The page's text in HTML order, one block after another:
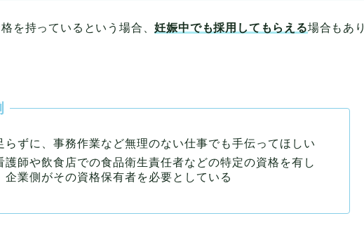
を持っているという場合、妊娠中でも採用してもらえる場合もあり
らずに、事務作業など無理のない仕事でも手伝ってほしい
護師や飲食店での食品衛生責任者などの特定の資格を有し
企業側がその資格保有者を必要としている